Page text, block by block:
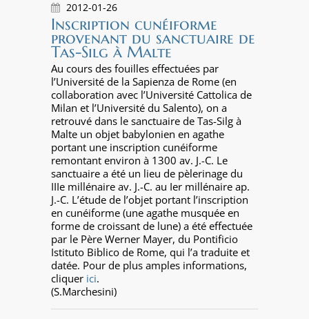
2012-01-26
Inscription cunéiforme
provenant du sanctuaire de
Tas-Silg à Malte
Au cours des fouilles effectuées par
l’Université de la Sapienza de Rome (en
collaboration avec l’Université Cattolica de
Milan et l’Université du Salento), on a
retrouvé dans le sanctuaire de Tas-Silg à
Malte un objet babylonien en agathe
portant une inscription cunéiforme
remontant environ à 1300 av. J.-C. Le
sanctuaire a été un lieu de pèlerinage du
IIIe millénaire av. J.-C. au Ier millénaire ap.
J.-C. L’étude de l’objet portant l’inscription
en cunéiforme (une agathe musquée en
forme de croissant de lune) a été effectuée
par le Père Werner Mayer, du Pontificio
Istituto Biblico de Rome, qui l’a traduite et
datée. Pour de plus amples informations,
cliquer ici.
(S.Marchesini)